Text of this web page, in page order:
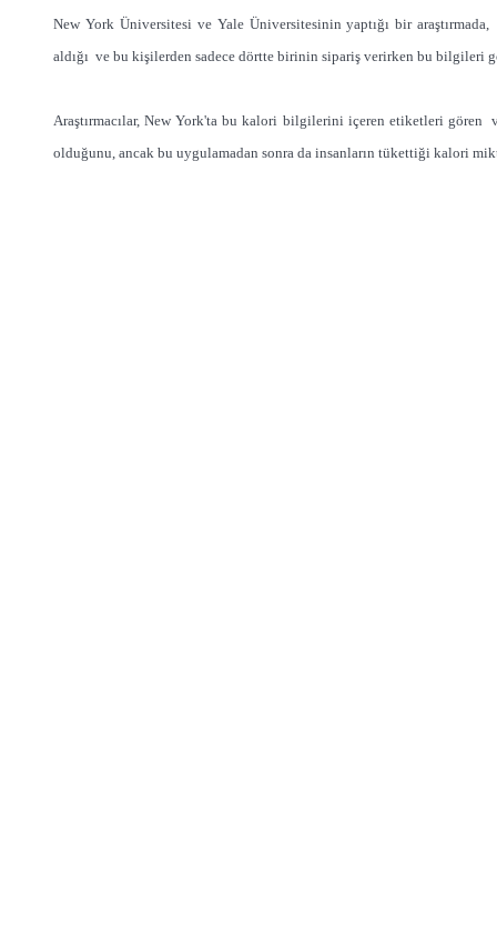
New York Üniversitesi ve Yale Üniversitesinin yaptığı bir
aldığı ve bu kişilerden sadece dörtte birinin sipariş verirken bu bilgileri
Araştırmacılar, New York'ta bu kalori bilgilerini içeren etiketleri gören
olduğunu, ancak bu uygulamadan sonra da insanların tükettiği kalori